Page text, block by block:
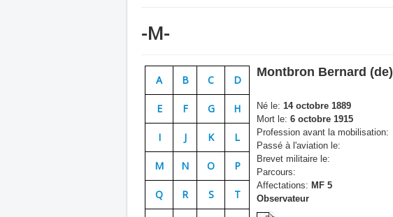
-M-
A B C D
E F G H
I J K L
M N O P
Q R S T
Montbron Bernard (de)
Né le: 14 octobre 1889
Mort le: 6 octobre 1915
Profession avant la mobilisation:
Passé à l'aviation le:
Brevet militaire le:
Parcours:
Affectations: MF 5
Observateur